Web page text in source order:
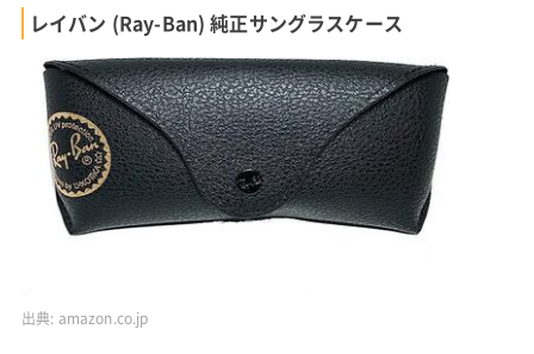
レイバン (Ray-Ban) 純正サングラスケース
出典: amazon.co.jp